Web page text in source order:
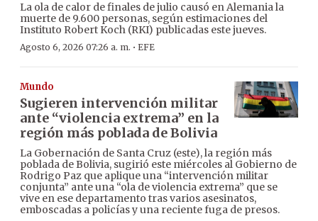
La ola de calor de finales de julio causó en Alemania la
muerte de 9.600 personas, según estimaciones del
Instituto Robert Koch (RKI) publicadas este jueves.
Agosto 6, 2026 07:26 a. m. · EFE
Mundo
Sugieren intervención militar
ante “violencia extrema” en la
región más poblada de Bolivia
La Gobernación de Santa Cruz (este), la región más
poblada de Bolivia, sugirió este miércoles al Gobierno de
Rodrigo Paz que aplique una “intervención militar
conjunta” ante una “ola de violencia extrema” que se
vive en ese departamento tras varios asesinatos,
emboscadas a policías y una reciente fuga de presos.